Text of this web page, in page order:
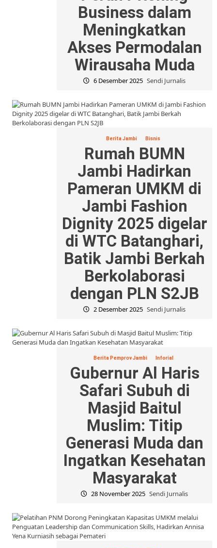
Business dalam
Meningkatkan
Akses Permodalan
Wirausaha Muda
6 Desember 2025 Sendi Jurnalis
Berita Jambi Bisnis
Rumah BUMN
Jambi Hadirkan
Pameran UMKM di
Jambi Fashion
Dignity 2025 digelar
di WTC Batanghari,
Batik Jambi Berkah
Berkolaborasi
dengan PLN S2JB
2 Desember 2025 Sendi Jurnalis
Berita Pemprov Jambi Inforial
Gubernur Al Haris
Safari Subuh di
Masjid Baitul
Muslim: Titip
Generasi Muda dan
Ingatkan Kesehatan
Masyarakat
28 November 2025 Sendi Jurnalis